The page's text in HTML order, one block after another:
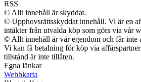
RSS
© Allt innehåll är skyddat.
© Upphovsrättsskyddat innehåll. Vi är en
intäkter från utvalda köp som görs via vår
© Allt innehåll är vår egendom och får inte
Vi kan få betalning för köp via
tillstånd är inte tillåten.
Egna länkar
Webbkarta